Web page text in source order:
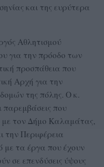
και της ευρύτερα
Αθλητισμού
για την πρόοδο των
προσπάθεια που
Αρχή για την
της πόλης. Ο κ.
παρεμβάσεις που
με τον Δήμο Καλαμάτας,
την Περιφέρεια
με τα έργα που έχουν
σε επενδύσεις ύψους